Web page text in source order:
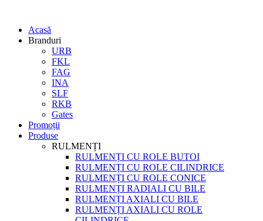
Acasă
Branduri
URB
FKL
FAG
INA
SLF
RKB
Gates
Promoții
Produse
RULMENȚI
RULMENȚI CU ROLE BUTOI
RULMENȚI CU ROLE CILINDRICE
RULMENȚI CU ROLE CONICE
RULMENȚI RADIALI CU BILE
RULMENȚI AXIALI CU BILE
RULMENȚI AXIALI CU ROLE